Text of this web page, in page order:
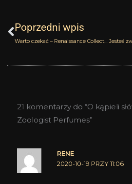
Poprzedni wpis
Warto czekać – Renaissance Collection Amouage
21 komentarzy do “O kąpieli
Zoologist Perfumes”
RENE
2020-10-19 PRZY 11:06